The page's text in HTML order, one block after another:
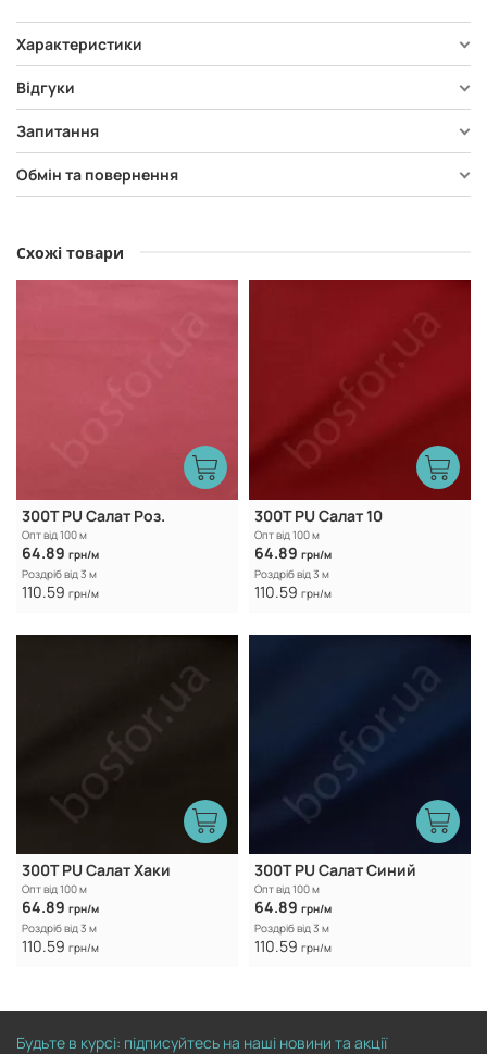
Характеристики
Відгуки
Запитання
Обмін та повернення
Схожі товари
300Т PU Салат Роз.
Опт від 100 м
64.89 грн/м
Роздріб від 3 м
110.59 грн/м
300Т PU Салат 10
Опт від 100 м
64.89 грн/м
Роздріб від 3 м
110.59 грн/м
300Т PU Салат Хаки
Опт від 100 м
64.89 грн/м
Роздріб від 3 м
110.59 грн/м
300Т PU Салат Синий
Опт від 100 м
64.89 грн/м
Роздріб від 3 м
110.59 грн/м
Будьте в курсі: підписуйтесь на наші новини та акції